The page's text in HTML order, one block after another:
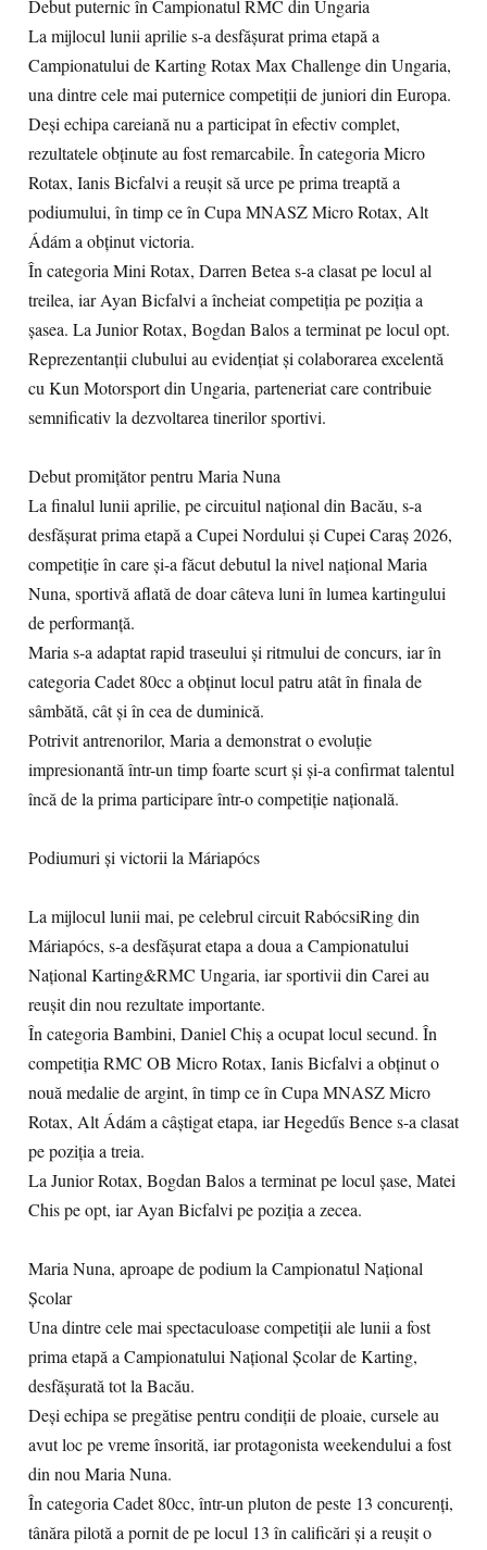
Debut puternic în Campionatul RMC din Ungaria
La mijlocul lunii aprilie s-a desfășurat prima etapă a
Campionatului de Karting Rotax Max Challenge din Ungaria,
una dintre cele mai puternice competiții de juniori din Europa.
Deși echipa careiană nu a participat în efectiv complet,
rezultatele obținute au fost remarcabile. În categoria Micro
Rotax, Ianis Bicfalvi a reușit să urce pe prima treaptă a
podiumului, în timp ce în Cupa MNASZ Micro Rotax, Alt
Ádám a obținut victoria.
În categoria Mini Rotax, Darren Betea s-a clasat pe locul al
treilea, iar Ayan Bicfalvi a încheiat competiția pe poziția a
șasea. La Junior Rotax, Bogdan Balos a terminat pe locul opt.
Reprezentanții clubului au evidențiat și colaborarea excelentă
cu Kun Motorsport din Ungaria, parteneriat care contribuie
semnificativ la dezvoltarea tinerilor sportivi.
Debut promițător pentru Maria Nuna
La finalul lunii aprilie, pe circuitul național din Bacău, s-a
desfășurat prima etapă a Cupei Nordului și Cupei Caraș 2026,
competiție în care și-a făcut debutul la nivel național Maria
Nuna, sportivă aflată de doar câteva luni în lumea kartingului
de performanță.
Maria s-a adaptat rapid traseului și ritmului de concurs, iar în
categoria Cadet 80cc a obținut locul patru atât în finala de
sâmbătă, cât și în cea de duminică.
Potrivit antrenorilor, Maria a demonstrat o evoluție
impresionantă într-un timp foarte scurt și și-a confirmat talentul
încă de la prima participare într-o competiție națională.
Podiumuri și victorii la Máriapócs
La mijlocul lunii mai, pe celebrul circuit RabócsiRing din
Máriapócs, s-a desfășurat etapa a doua a Campionatului
Național Karting&RMC Ungaria, iar sportivii din Carei au
reușit din nou rezultate importante.
În categoria Bambini, Daniel Chiș a ocupat locul secund. În
competiția RMC OB Micro Rotax, Ianis Bicfalvi a obținut o
nouă medalie de argint, în timp ce în Cupa MNASZ Micro
Rotax, Alt Ádám a câștigat etapa, iar Hegedűs Bence s-a clasat
pe poziția a treia.
La Junior Rotax, Bogdan Balos a terminat pe locul șase, Matei
Chis pe opt, iar Ayan Bicfalvi pe poziția a zecea.
Maria Nuna, aproape de podium la Campionatul Național
Școlar
Una dintre cele mai spectaculoase competiții ale lunii a fost
prima etapă a Campionatului Național Școlar de Karting,
desfășurată tot la Bacău.
Deși echipa se pregătise pentru condiții de ploaie, cursele au
avut loc pe vreme însorită, iar protagonista weekendului a fost
din nou Maria Nuna.
În categoria Cadet 80cc, într-un pluton de peste 13 concurenți,
tânăra pilotă a pornit de pe locul 13 în calificări și a reușit o